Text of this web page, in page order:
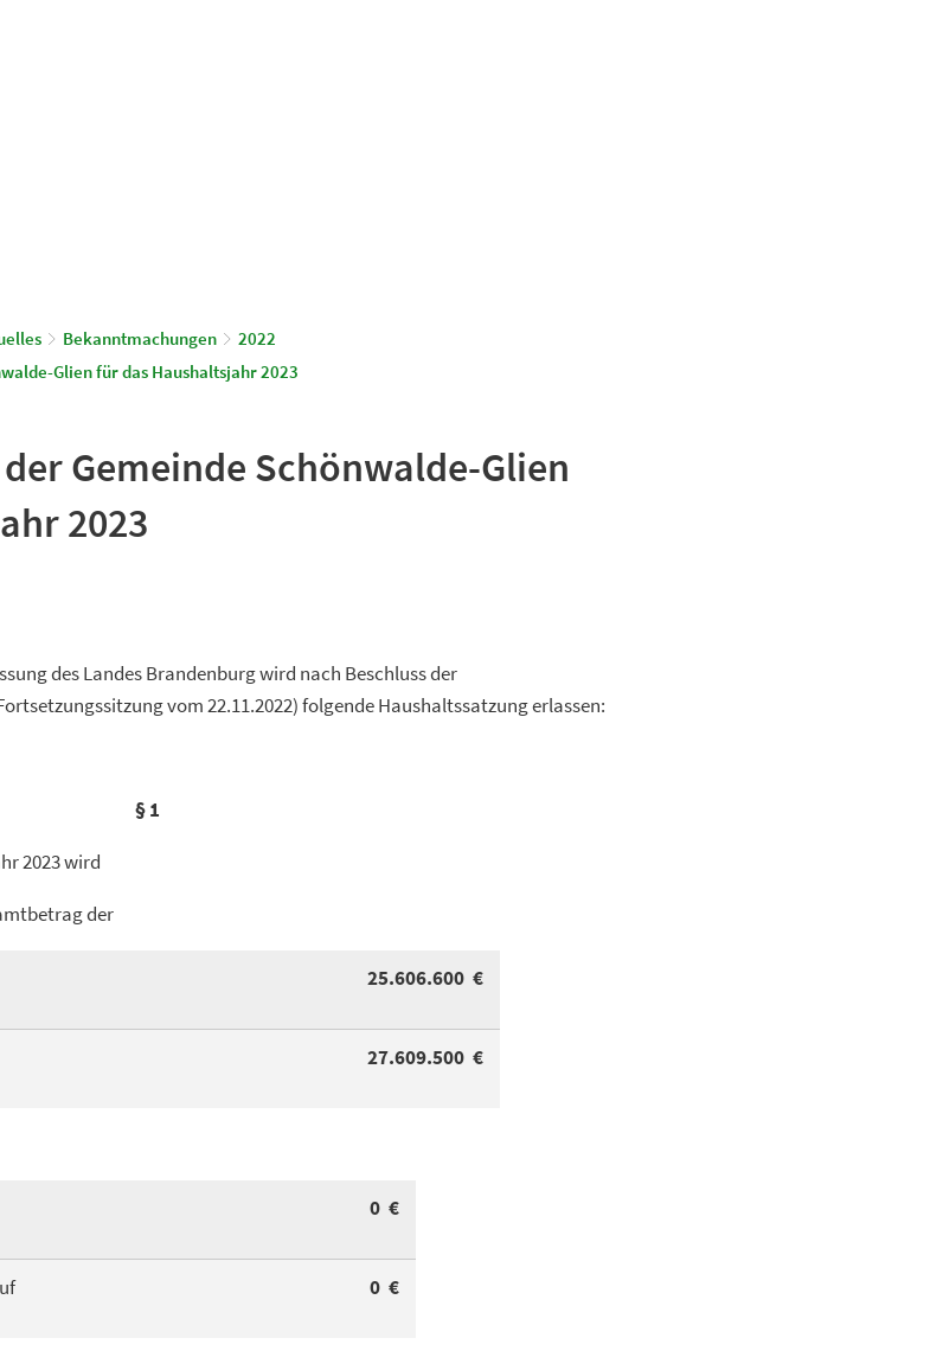
Bekanntmachungen
2022
Glien für das Haushaltsjahr 2023
Gemeinde Schönwalde-Glien
2023
des Landes Brandenburg wird nach Beschluss der
vom 22.11.2022) folgende Haushaltssatzung erlassen:
§ 1
2023 wird
der
25.606.600 €
27.609.500 €
0 €
0 €